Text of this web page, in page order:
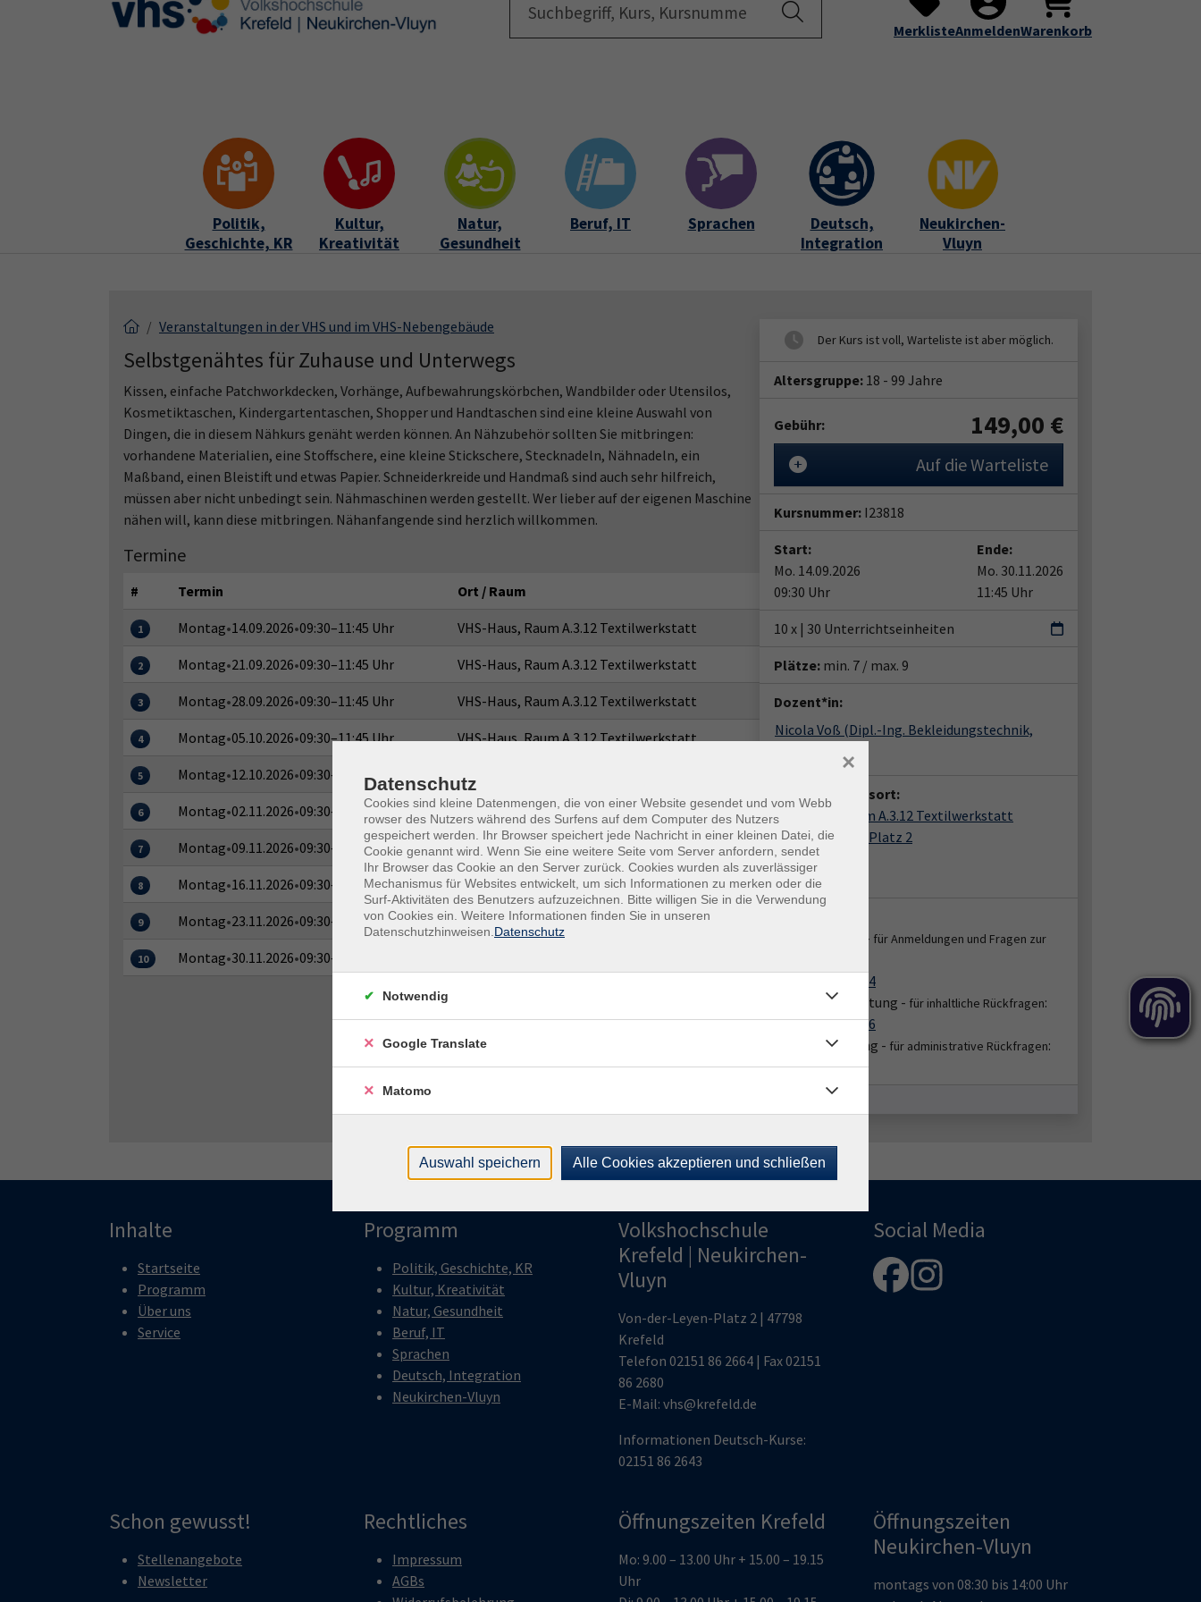
Skip to main content
Skip to page footer Startseite Submenu for "Programm"
Über uns Submenu for "Über uns"
Service Submenu for
MerklisteAnmeldenWarenkorb
Politik,
Geschichte, KR
Kultur,
Kreativität
Natur,
Gesundheit
Beruf, IT Sprachen
Deutsch,
Integration
Neukirchen-
Vluyn
Veranstaltungen in der VHS und im VHS-Nebengebäude
Selbstgenähtes für Zuhause und Unterwegs
Kissen, einfache Patchworkdecken, Vorhänge, Aufbewahrungskörbchen, Wandbilder oder Utensilos,
Kosmetiktaschen, Kindergartentaschen, Shopper und Handtaschen sind eine kleine Auswahl von
Dingen, die in diesem Nähkurs genäht werden können. An Nähzubehör sollten Sie mitbringen:
vorhandene Materialien, eine Stoffschere, eine kleine Stickschere, Stecknadeln, Nähnadeln, ein
Maßband, einen Bleistift und etwas Papier. Schneiderkreide und Handmaß sind auch sehr hilfreich,
müssen aber nicht unbedingt sein. Nähmaschinen werden gestellt. Wer lieber auf der eigenen Maschine
nähen will, kann diese mitbringen. Nähanfangende sind herzlich willkommen.
Termine
# Termin Ort / Raum
1 Montag•14.09.2026•09:30–11:45 Uhr VHS-Haus, Raum A.3.12 Textilwerkstatt
2 Montag•21.09.2026•09:30–11:45 Uhr VHS-Haus, Raum A.3.12 Textilwerkstatt
3 Montag•28.09.2026•09:30–11:45 Uhr VHS-Haus, Raum A.3.12 Textilwerkstatt
4 Montag•05.10.2026•09:30–11:45 Uhr VHS-Haus, Raum A.3.12 Textilwerkstatt
5 Montag•12.10.2026•09:30–11:45 Uhr VHS-Haus, Raum A.3.12 Textilwerkstatt
6 Montag•02.11.2026•09:30–11:45 Uhr VHS-Haus, Raum A.3.12 Textilwerkstatt
7 Montag•09.11.2026•09:30–11:45 Uhr VHS-Haus, Raum A.3.12 Textilwerkstatt
8 Montag•16.11.2026•09:30–11:45 Uhr VHS-Haus, Raum A.3.12 Textilwerkstatt
9 Montag•23.11.2026•09:30–11:45 Uhr VHS-Haus, Raum A.3.12 Textilwerkstatt
10 Montag•30.11.2026•09:30–11:45 Uhr
Altersgruppe: 18 - 99 Jahre
Gebühr: 149,00 €
Auf die Warteliste
Kursnummer: I23818
Start:
Mo. 14.09.2026
09:30 Uhr
Ende:
Mo. 30.11.2026
11:45 Uhr
10 x | 30 Unterrichtseinheiten
Plätze: min. 7 / max. 9
Dozent*in:
Nicola Voß (Dipl.-Ing. Bekleidungstechnik,
Veranstaltungsort:
VHS-Haus, Raum A.3.12 Textilwerkstatt
Von-der-Leyen-Platz 2
47798 Krefeld
Raum A.3.12
Kundenservice - für Anmeldungen und Fragen zur
+492151 86-2664
Fachbereichsleitung - für inhaltliche Rückfragen:
+492151 86-2676
Sachbearbeitung - für administrative Rückfragen:
02151/86-2674
Inhalte
Startseite
Programm
Über uns
Service
Programm
Politik, Geschichte, KR
Kultur, Kreativität
Natur, Gesundheit
Beruf, IT
Sprachen
Deutsch, Integration
Neukirchen-Vluyn
Volkshochschule
Krefeld | Neukirchen-
Vluyn
Von-der-Leyen-Platz 2 | 47798
Krefeld
Telefon 02151 86 2664 | Fax 02151
86 2680
E-Mail: vhs@krefeld.de
Informationen Deutsch-Kurse:
02151 86 2643
Social Media
Schon gewusst!
Stellenangebote
Newsletter
Rechtliches
Impressum
AGBs
Öffnungszeiten Krefeld
Mo: 9.00 – 13.00 Uhr + 15.00 – 19.15
Uhr
Öffnungszeiten
Neukirchen-Vluyn
montags von 08:30 bis 14:00 Uhr
Datenschutz
Cookies sind kleine Datenmengen, die von einer Website gesendet und vom Webb
rowser des Nutzers während des Surfens auf dem Computer des Nutzers
gespeichert werden. Ihr Browser speichert jede Nachricht in einer kleinen Datei, die
Cookie genannt wird. Wenn Sie eine weitere Seite vom Server anfordern, sendet
Ihr Browser das Cookie an den Server zurück. Cookies wurden als zuverlässiger
Mechanismus für Websites entwickelt, um sich Informationen zu merken oder die
Surf-Aktivitäten des Benutzers aufzuzeichnen. Bitte willigen Sie in die Verwendung
von Cookies ein. Weitere Informationen finden Sie in unseren
Datenschutzhinweisen. Datenschutz
×
Notwendig
Google Translate
Matomo
Auswahl speichern Alle Cookies akzeptieren und schließen